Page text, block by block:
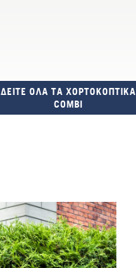
ΔΕΊΤΕ ΌΛΑ ΤΑ ΧΟΡΤΟΚΟΠΤΙΚΆ
COMBI